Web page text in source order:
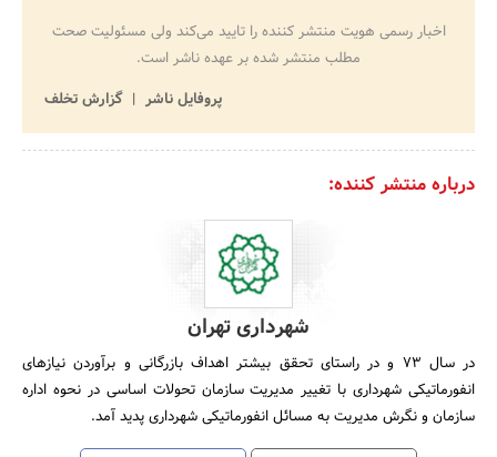
اخبار رسمی هویت منتشر کننده را تایید می‌کند ولی مسئولیت صحت
مطلب منتشر شده بر عهده ناشر است.
پروفایل ناشر
گزارش تخلف
درباره منتشر کننده:
شهرداری تهران
در سال‌ 73 و در راستای‌ تحقق‌ بیشتر اهداف‌ بازرگانی‌ و برآوردن‌ نیازهای‌
انفورماتیکی‌ شهرداری‌ با تغییر مدیریت‌ سازمان‌ تحولات‌ اساسی‌ در نحوه‌ اداره‌
سازمان‌ و نگرش‌ مدیریت‌ به‌ مسائل‌ انفورماتیکی‌ شهرداری‌ پدید آمد.